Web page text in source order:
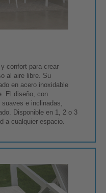
confort para crear
al aire libre. Su
en acero inoxidable
El diseño, con
e inclinadas,
Disponible en 1, 2 o 3
a cualquier espacio.